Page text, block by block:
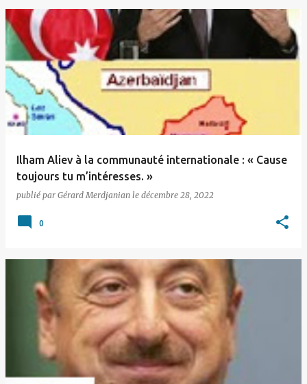
A
r
t
Ilham Aliev à la communauté internationale : « Cause
toujours tu m’intéresses. »
publié par Gérard Merdjanian le décembre 28, 2022
0